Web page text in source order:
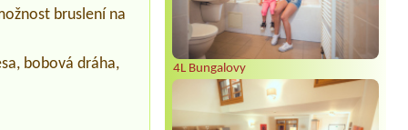
4L Bungalovy
bruslení na
bobová dráha,